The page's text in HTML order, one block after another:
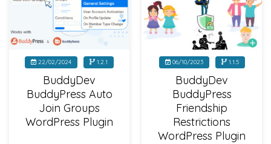
22/02/2024 1.2.1
BuddyDev
BuddyPress Auto
Join Groups
WordPress Plugin
06/10/2023 1.1.5
BuddyDev
BuddyPress
Friendship
Restrictions
WordPress Plugin